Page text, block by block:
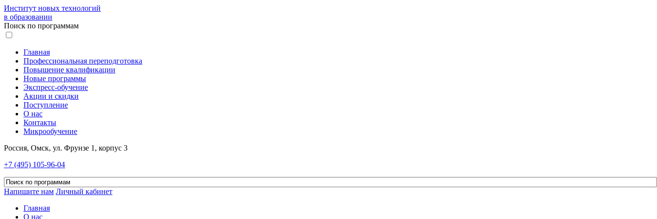
Институт новых технологий
в образовании
Поиск по программам
Главная
Профессиональная переподготовка
Повышение квалификации
Новые программы
Экспресс-обучение
Акции и скидки
Поступление
О нас
Контакты
Микрообучение
Россия, Омск, ул. Фрунзе 1, корпус 3
+7 (495) 105-96-04
Напишите нам Личный кабинет
Главная
О нас